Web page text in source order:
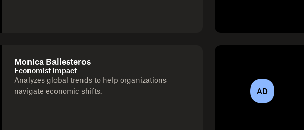
Monica Ballesteros
Economist Impact
Analyzes global trends to help organizations
navigate economic shifts.
AD